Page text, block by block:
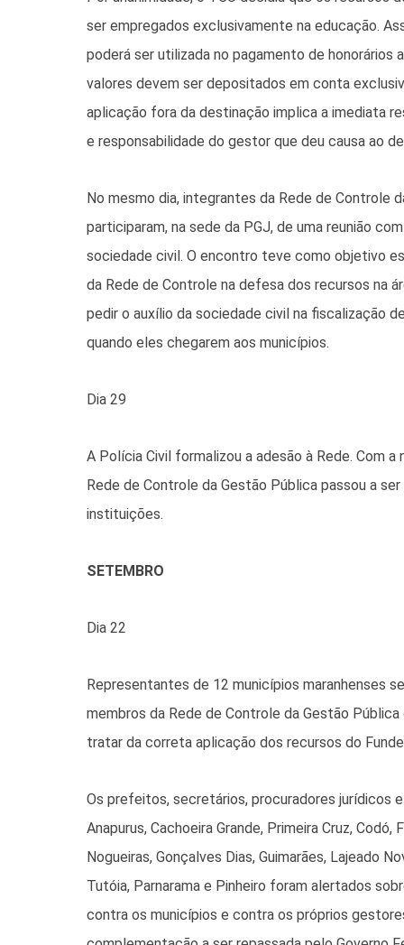
ser empregados exclusivamente na educação.
poderá ser utilizada no pagamento de honorários
valores devem ser depositados em conta
aplicação fora da destinação implica a imediata
e responsabilidade do gestor que deu causa ao
No mesmo dia, integrantes da Rede de Controle
participaram, na sede da PGJ, de uma reunião
sociedade civil. O encontro teve como objetivo
da Rede de Controle na defesa dos recursos na
pedir o auxílio da sociedade civil na fiscalização
quando eles chegarem aos municípios.
Dia 29
A Polícia Civil formalizou a adesão à Rede. Com a
Rede de Controle da Gestão Pública passou a
instituições.
SETEMBRO
Dia 22
Representantes de 12 municípios maranhenses
membros da Rede de Controle da Gestão Pública
tratar da correta aplicação dos recursos do
Os prefeitos, secretários, procuradores jurídicos
Anapurus, Cachoeira Grande, Primeira Cruz, Codó,
Nogueiras, Gonçalves Dias, Guimarães, Lajeado
Tutóia, Parnarama e Pinheiro foram alertados
contra os municípios e contra os próprios